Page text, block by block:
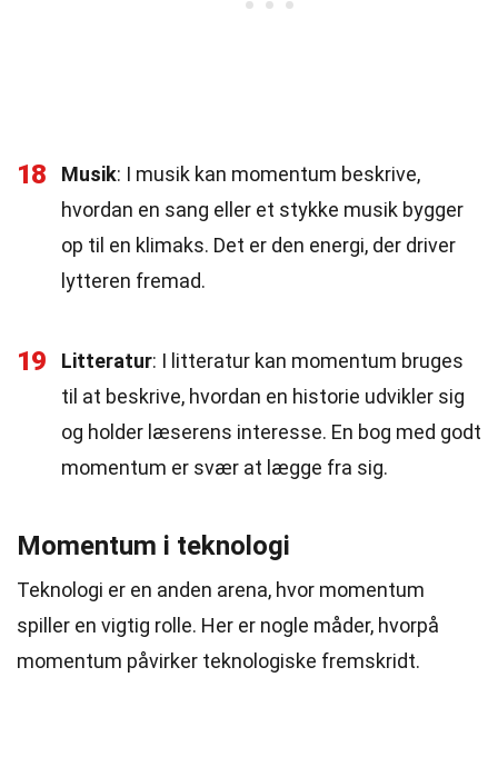
18 Musik: I musik kan momentum beskrive,
hvordan en sang eller et stykke musik bygger
op til en klimaks. Det er den energi, der driver
lytteren fremad.
19 Litteratur: I litteratur kan momentum bruges
til at beskrive, hvordan en historie udvikler sig
og holder læserens interesse. En bog med godt
momentum er svær at lægge fra sig.
Momentum i teknologi
Teknologi er en anden arena, hvor momentum
spiller en vigtig rolle. Her er nogle måder, hvorpå
momentum påvirker teknologiske fremskridt.